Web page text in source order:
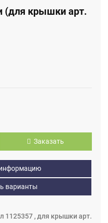
(для крышки арт.
Заказать
варианты
1125357 , для крышки арт.